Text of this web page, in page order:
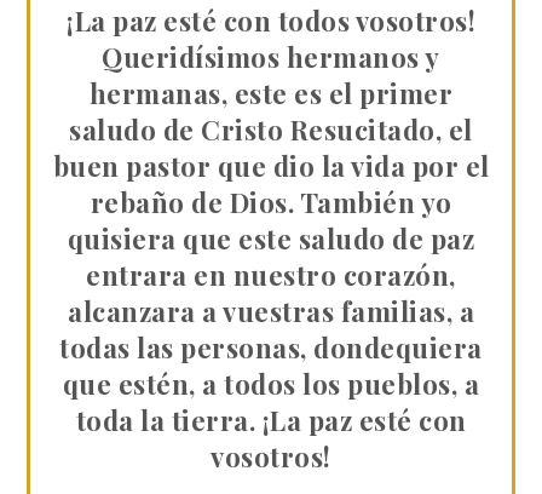
¡La paz esté con todos vosotros!
Queridísimos hermanos y
hermanas, este es el primer
saludo de Cristo Resucitado, el
buen pastor que dio la vida por el
rebaño de Dios. También yo
quisiera que este saludo de paz
entrara en nuestro corazón,
alcanzara a vuestras familias, a
todas las personas, dondequiera
que estén, a todos los pueblos, a
toda la tierra. ¡La paz esté con
vosotros!